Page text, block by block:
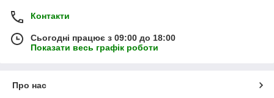
Контакти
Сьогодні працює з 09:00 до 18:00
Показати весь графік роботи
Про нас